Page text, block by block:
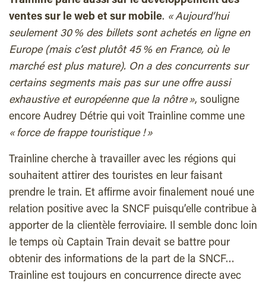
ventes sur le web et sur mobile. « Aujourd’hui
seulement 30 % des billets sont achetés en ligne en
Europe (mais c’est plutôt 45 % en France, où le
marché est plus mature). On a des concurrents sur
certains segments mais pas sur une offre aussi
exhaustive et européenne que la nôtre », souligne
encore Audrey Détrie qui voit Trainline comme une
« force de frappe touristique ! »
Trainline cherche à travailler avec les régions qui
souhaitent attirer des touristes en leur faisant
prendre le train. Et affirme avoir finalement noué une
relation positive avec la SNCF puisqu’elle contribue à
apporter de la clientèle ferroviaire. Il semble donc loin
le temps où Captain Train devait se battre pour
obtenir des informations de la part de la SNCF…
Trainline est toujours en concurrence directe avec